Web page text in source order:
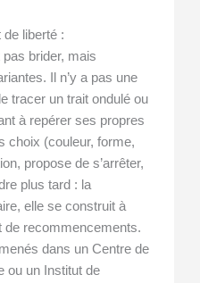
de liberté :
pas brider, mais
Il n’y a pas une
tracer un trait ondulé ou
à repérer ses propres
choix (couleur, forme,
propose de s’arrêter,
plus tard : la
elle se construit à
de recommencements.
dans un Centre de
ou un Institut de